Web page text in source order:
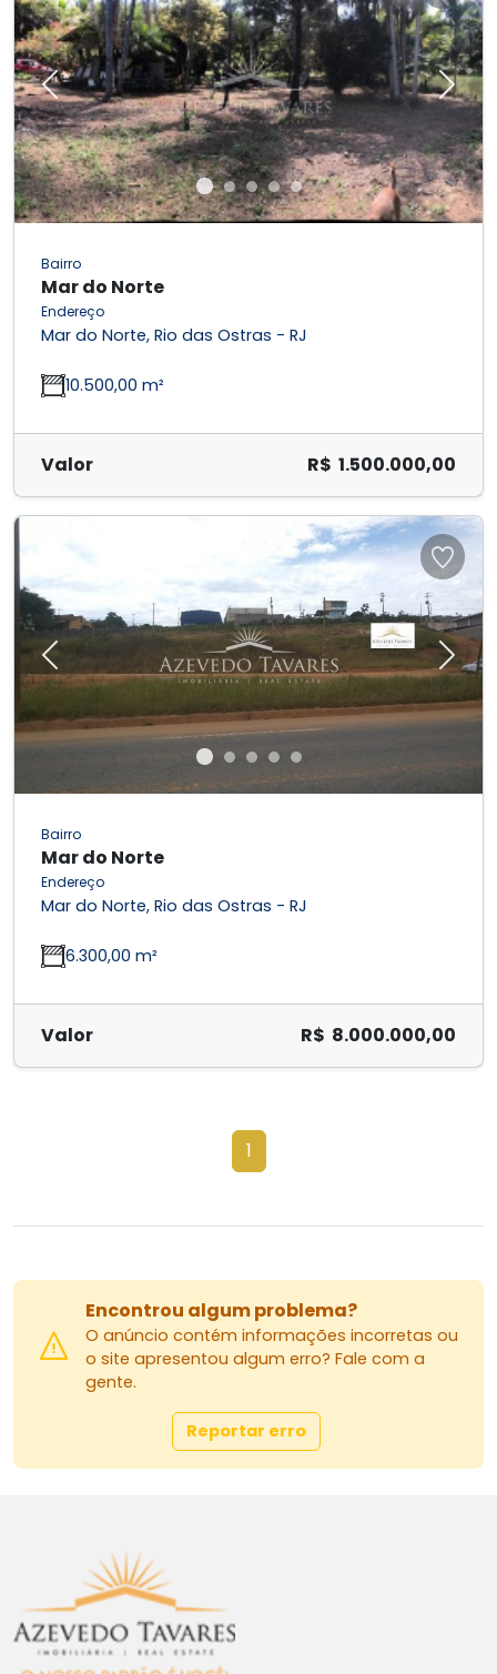
Previous Next
Bairro
Mar do Norte
Endereço
Mar do Norte, Rio das Ostras - RJ
10.500,00 m²
Valor R$ 1.500.000,00
Previous Next
Bairro
Mar do Norte
Endereço
Mar do Norte, Rio das Ostras - RJ
6.300,00 m²
Valor R$ 8.000.000,00
1
Encontrou algum problema?
O anúncio contém informações incorretas ou
o site apresentou algum erro? Fale com a
gente.
Reportar erro